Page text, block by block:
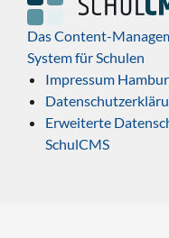
Das Content-
System für Schulen
Impressum
Erweiterte
SchulCMS